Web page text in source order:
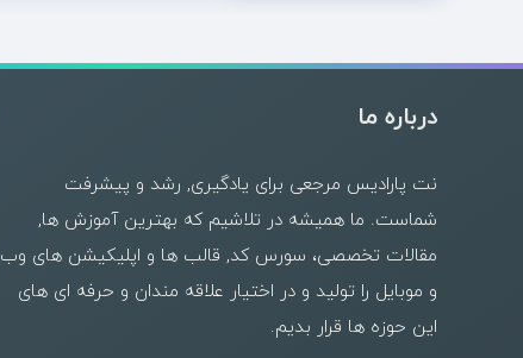
درباره ما
نت پارادیس مرجعی برای یادگیری, رشد و پیشرفت
شماست. ما همیشه در تلاشیم که بهترینآموزش ها,
مقالات تخصصی، سورس کد, قالب ها و اپلیکیشن های وب
و موبایل را تولید و در اختیار علاقه مندان و حرفه ای های
این حوزه ها قرار بدیم.